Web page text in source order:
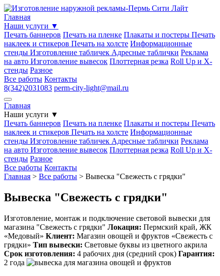
Главная
Наши услуги ▼
Печать баннеров Печать на пленке Плакаты и постеры Печать
наклеек и стикеров Печать на холсте Информационные
стенды Изготовление табличек Адресные таблички Реклама
на авто Изготовление вывесок Плоттерная резка Roll Up и Х-
стенды Разное
Все работы Контакты
8(342)2031083 perm-city-light@mail.ru
Главная
Наши услуги ▼
Печать баннеров Печать на пленке Плакаты и постеры Печать
наклеек и стикеров Печать на холсте Информационные
стенды Изготовление табличек Адресные таблички Реклама
на авто Изготовление вывесок Плоттерная резка Roll Up и Х-
стенды Разное
Все работы Контакты
Главная > Все работы > Вывеска "Свежесть с грядки"
Вывеска "Свежесть с грядки"
Изготовление, монтаж и подключение световой вывески для
магазина "Свежесть с грядки" Локация: Пермский край, ЖК
«Медовый» Клиент: Магазин овощей и фруктов «Свежесть с
грядки» Тип вывески: Световые буквы из цветного акрила
Срок изготовления: 4 рабочих дня (средний срок) Гарантия:
2 года